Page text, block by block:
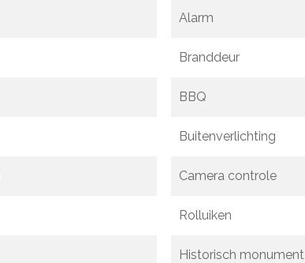
Alarm
Branddeur
BBQ
Buitenverlichting
Camera controle
Rolluiken
Historisch monument